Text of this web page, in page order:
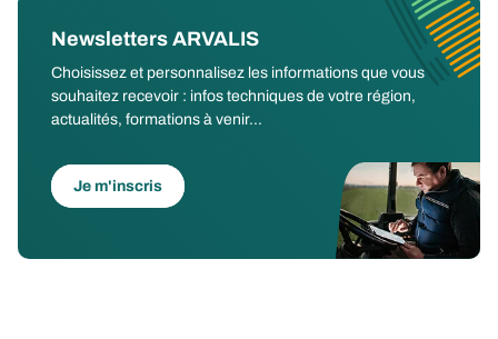
Newsletters ARVALIS
Choisissez et personnalisez les informations que vous
souhaitez recevoir : infos techniques de votre région,
actualités, formations à venir...
Je m'inscris